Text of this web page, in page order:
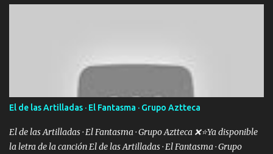
Ando en la colonia bien acelerado traigo un M2 que nunca me ha
fallado para mi compadre mandó un fuerte abrazo también al
Especial sabe que lo apreciamos En los mejores antros me verán
tomando con mujeres hermosas y botellas destapando siempre
bien cuidado bien atrabancado y a los que me conocen ya saben de
lo que hablo Entre lob...
El de las Artilladas · El Fantasma · Grupo Aztteca
El de las Artilladas · El Fantasma · Grupo Aztteca ❌⭐Ya disponible
la letra de la canción El de las Artilladas · El Fantasma · Grupo